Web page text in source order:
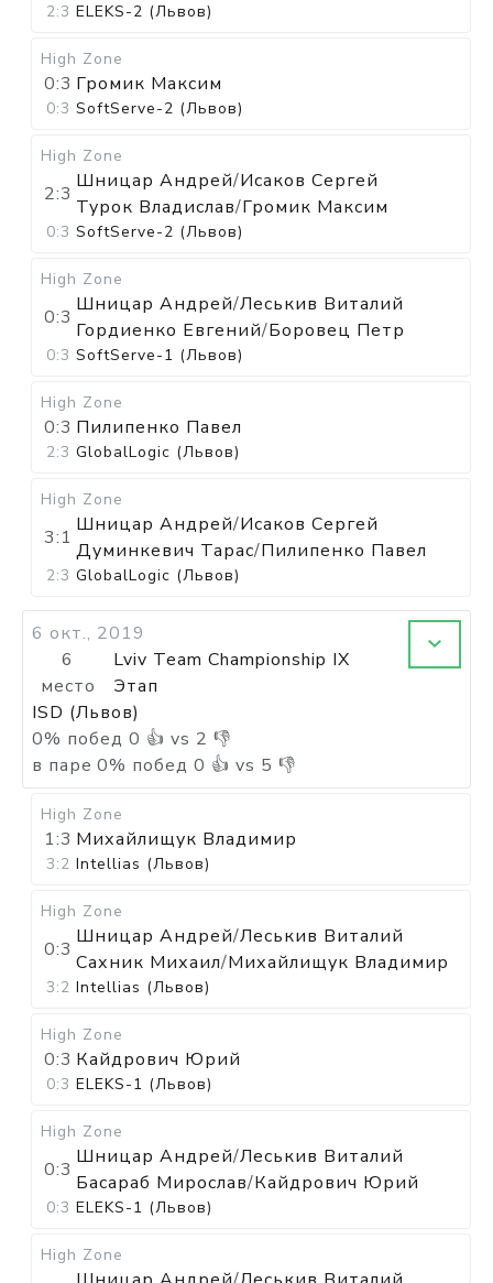
2:3 ELEKS-2 (Львов)
High Zone
0:3 Громик Максим
0:3 SoftServe-2 (Львов)
High Zone
2:3
Шницар Андрей/Исаков Сергей
Турок Владислав/Громик Максим
0:3 SoftServe-2 (Львов)
High Zone
0:3
Шницар Андрей/Леськив Виталий
Гордиенко Евгений/Боровец Петр
0:3 SoftServe-1 (Львов)
High Zone
0:3 Пилипенко Павел
2:3 GlobalLogic (Львов)
High Zone
3:1
Шницар Андрей/Исаков Сергей
Думинкевич Тарас/Пилипенко Павел
2:3 GlobalLogic (Львов)
6 окт., 2019
6
место
Lviv Team Championship IX
Этап
ISD (Львов)
0% побед 0 👍 vs 2 👎
в паре 0% побед 0 👍 vs 5 👎
High Zone
1:3 Михайлищук Владимир
3:2 Intellias (Львов)
High Zone
0:3
Шницар Андрей/Леськив Виталий
Сахник Михаил/Михайлищук Владимир
3:2 Intellias (Львов)
High Zone
0:3 Кайдрович Юрий
0:3 ELEKS-1 (Львов)
High Zone
0:3
Шницар Андрей/Леськив Виталий
Басараб Мирослав/Кайдрович Юрий
0:3 ELEKS-1 (Львов)
High Zone